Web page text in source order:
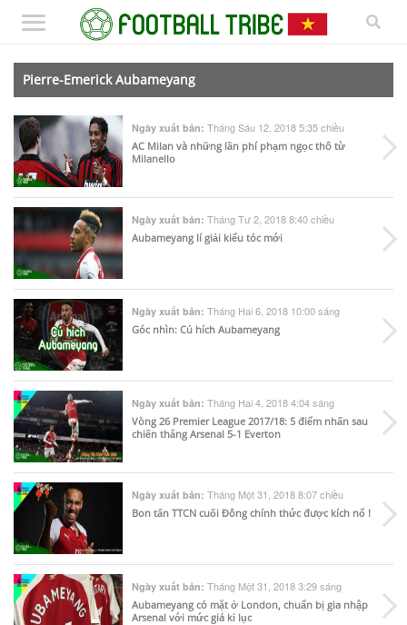
Pierre-Emerick Aubameyang
Ngày xuất bản: Tháng Sáu 12, 2018 5:35 chiều
AC Milan và những lần phí phạm ngọc thô từ
Milanello
Ngày xuất bản: Tháng Tư 2, 2018 8:40 chiều
Aubameyang lí giải kiểu tóc mới
Ngày xuất bản: Tháng Hai 6, 2018 10:00 sáng
Góc nhìn: Cú hích Aubameyang
Ngày xuất bản: Tháng Hai 4, 2018 4:04 sáng
Vòng 26 Premier League 2017/18: 5 điểm nhấn sau
chiến thắng Arsenal 5-1 Everton
Ngày xuất bản: Tháng Một 31, 2018 8:07 chiều
Bon tấn TTCN cuối Đông chính thức được kích nổ !
Ngày xuất bản: Tháng Một 31, 2018 3:29 sáng
Aubameyang có mặt ở London, chuẩn bị gia nhập
Arsenal với mức giá kỉ lục